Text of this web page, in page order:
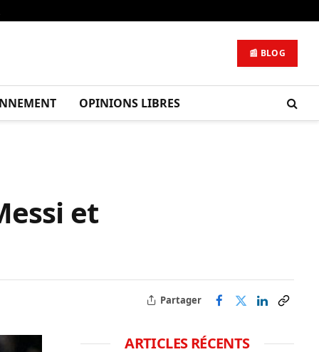
📰 BLOG
OPINIONS LIBRES
et
Partager
ARTICLES RÉCENTS